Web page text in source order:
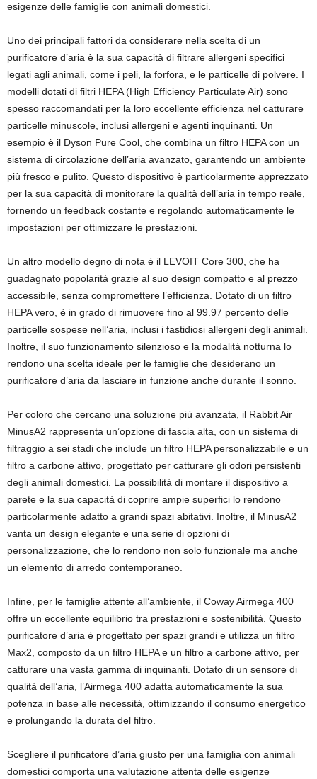
esigenze delle famiglie con animali domestici.
Uno dei principali fattori da considerare nella scelta di un
purificatore d’aria è la sua capacità di filtrare allergeni specifici
legati agli animali, come i peli, la forfora, e le particelle di polvere. I
modelli dotati di filtri HEPA (High Efficiency Particulate Air) sono
spesso raccomandati per la loro eccellente efficienza nel catturare
particelle minuscole, inclusi allergeni e agenti inquinanti. Un
esempio è il Dyson Pure Cool, che combina un filtro HEPA con un
sistema di circolazione dell’aria avanzato, garantendo un ambiente
più fresco e pulito. Questo dispositivo è particolarmente apprezzato
per la sua capacità di monitorare la qualità dell’aria in tempo reale,
fornendo un feedback costante e regolando automaticamente le
impostazioni per ottimizzare le prestazioni.
Un altro modello degno di nota è il LEVOIT Core 300, che ha
guadagnato popolarità grazie al suo design compatto e al prezzo
accessibile, senza compromettere l’efficienza. Dotato di un filtro
HEPA vero, è in grado di rimuovere fino al 99.97 percento delle
particelle sospese nell’aria, inclusi i fastidiosi allergeni degli animali.
Inoltre, il suo funzionamento silenzioso e la modalità notturna lo
rendono una scelta ideale per le famiglie che desiderano un
purificatore d’aria da lasciare in funzione anche durante il sonno.
Per coloro che cercano una soluzione più avanzata, il Rabbit Air
MinusA2 rappresenta un’opzione di fascia alta, con un sistema di
filtraggio a sei stadi che include un filtro HEPA personalizzabile e un
filtro a carbone attivo, progettato per catturare gli odori persistenti
degli animali domestici. La possibilità di montare il dispositivo a
parete e la sua capacità di coprire ampie superfici lo rendono
particolarmente adatto a grandi spazi abitativi. Inoltre, il MinusA2
vanta un design elegante e una serie di opzioni di
personalizzazione, che lo rendono non solo funzionale ma anche
un elemento di arredo contemporaneo.
Infine, per le famiglie attente all’ambiente, il Coway Airmega 400
offre un eccellente equilibrio tra prestazioni e sostenibilità. Questo
purificatore d’aria è progettato per spazi grandi e utilizza un filtro
Max2, composto da un filtro HEPA e un filtro a carbone attivo, per
catturare una vasta gamma di inquinanti. Dotato di un sensore di
qualità dell’aria, l’Airmega 400 adatta automaticamente la sua
potenza in base alle necessità, ottimizzando il consumo energetico
e prolungando la durata del filtro.
Scegliere il purificatore d’aria giusto per una famiglia con animali
domestici comporta una valutazione attenta delle esigenze